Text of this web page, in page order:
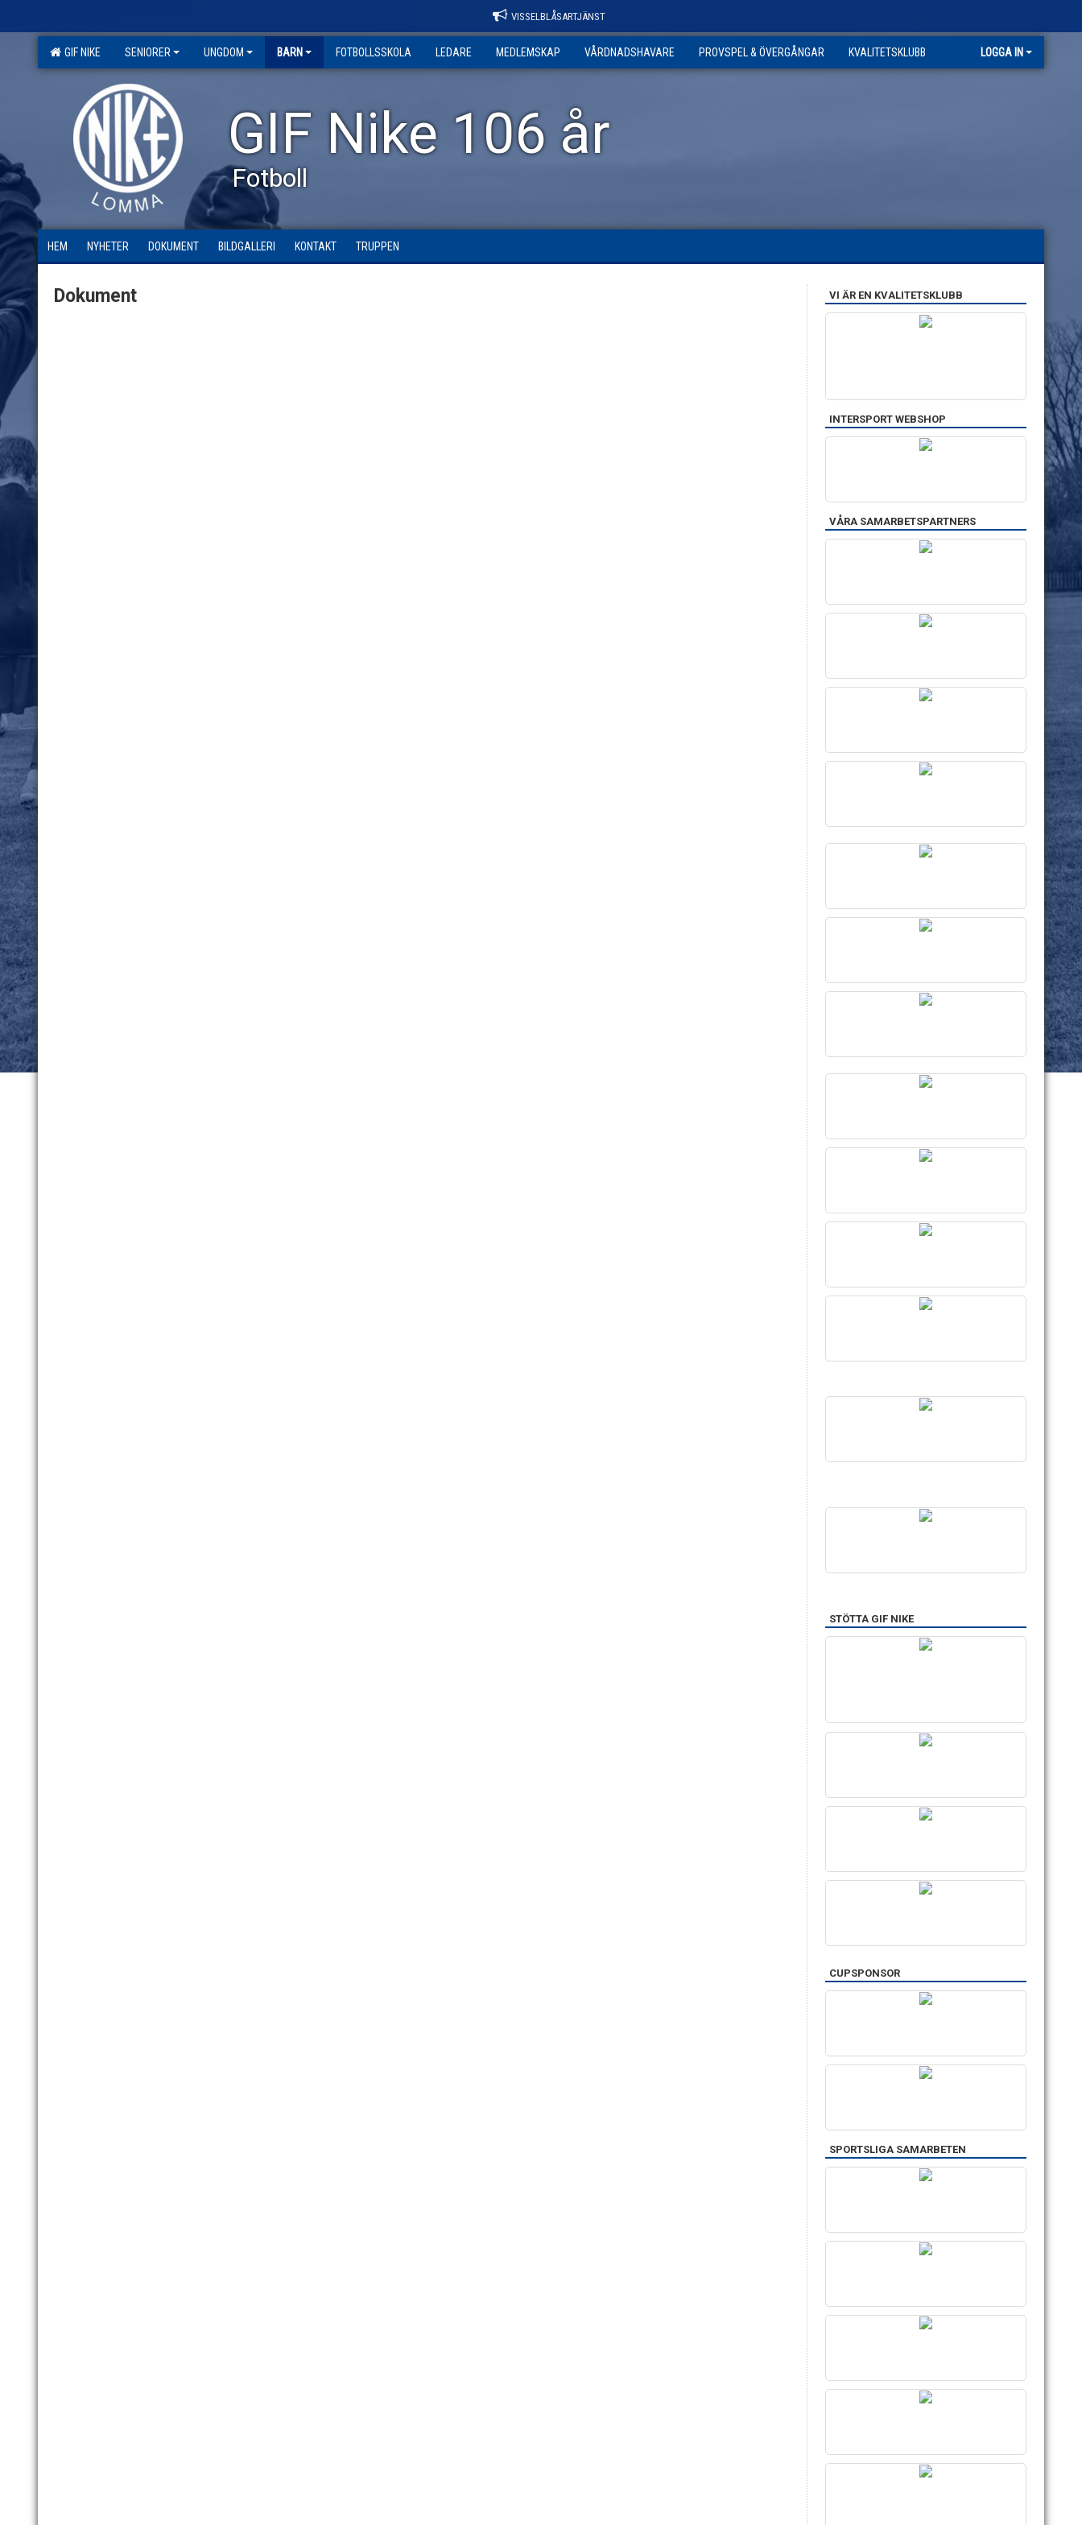
VISSELBLÅSARTJÄNST
GIF NIKE SENIORER UNGDOM BARN FOTBOLLSSKOLA LEDARE MEDLEMSKAP VÅRDNADSHAVARE PROVSPEL & ÖVERGÅNGAR KVALITETSKLUBB LOGGA IN
GIF Nike 106 år
Fotboll
HEM NYHETER DOKUMENT BILDGALLERI KONTAKT TRUPPEN
Dokument VI ÄR EN KVALITETSKLUBB
INTERSPORT WEBSHOP
VÅRA SAMARBETSPARTNERS
STÖTTA GIF NIKE
CUPSPONSOR
SPORTSLIGA SAMARBETEN